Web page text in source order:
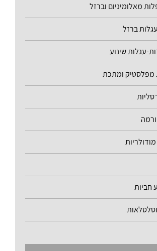
מאלומיניום וברזל
ברזל
עגלות שינוע
מפלסטיק ומתכת
חביות